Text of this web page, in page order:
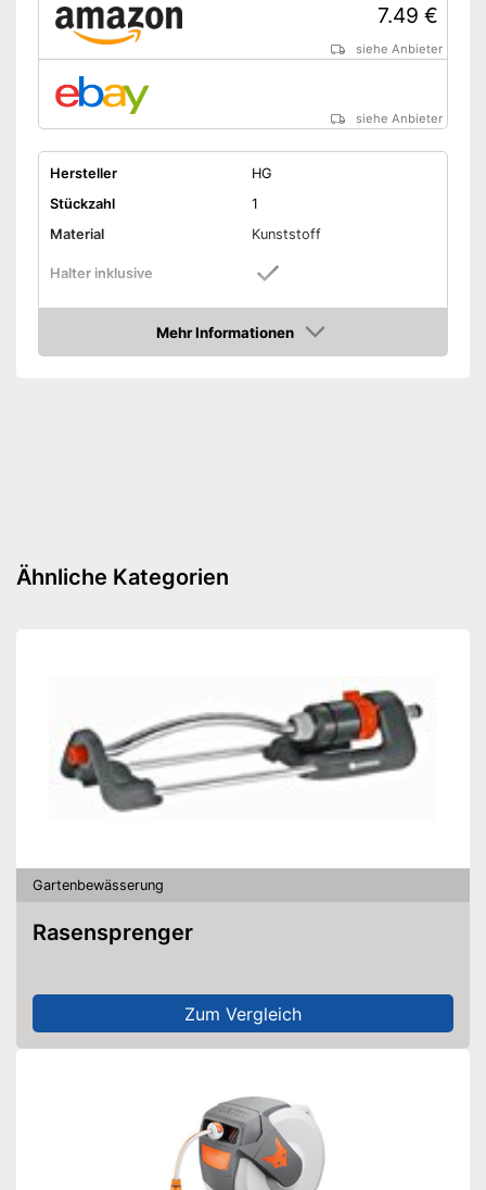
7.49 €
siehe Anbieter
siehe Anbieter
Hersteller
HG
Stückzahl
1
Material
Kunststoff
Halter inklusive
Maße
8,8 x 24,5 cm
Mehr Informationen
Amazon
Ähnliche Kategorien
Gartenbewässerung
Rasensprenger
Zum Vergleich